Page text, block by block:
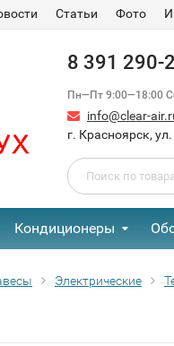
Статьи Фото
8 391 290-
Пн—Пт 9:00—18:00
info@clear-
г. Красноярск,
Кондиционеры
Электрические